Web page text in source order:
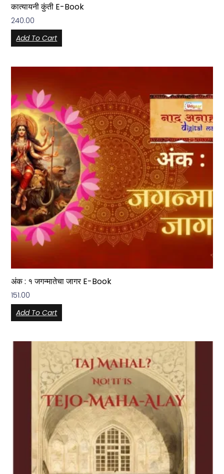
कात्यायनी कुंती E-Book
240.00
Add To Cart
अंक : १ जगन्मातेचा जागर E-Book
151.00
Add To Cart